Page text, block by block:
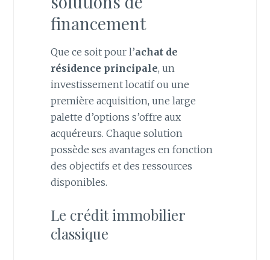
financement
Que ce soit pour l’achat de
résidence principale, un
investissement locatif ou une
première acquisition, une large
palette d’options s’offre aux
acquéreurs. Chaque solution
possède ses avantages en fonction
des objectifs et des ressources
disponibles.
Le crédit immobilier
classique